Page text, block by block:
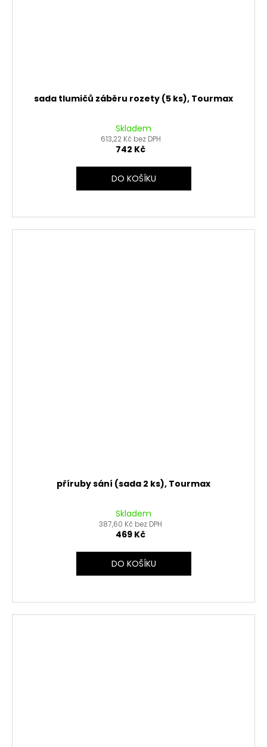
sada tlumičů záběru rozety (5 ks), Tourmax
Skladem
613,22 Kč bez DPH
742 Kč
DO KOŠÍKU
příruby sání (sada 2 ks), Tourmax
Skladem
387,60 Kč bez DPH
469 Kč
DO KOŠÍKU